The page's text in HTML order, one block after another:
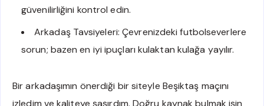
güvenilirliğini kontrol edin.
Arkadaş Tavsiyeleri: Çevrenizdeki futbolseverlere
sorun; bazen en iyi ipuçları kulaktan kulağa yayılır.
Bir arkadaşımın önerdiği bir siteyle Beşiktaş maçını
izledim ve kaliteye şaşırdım. Doğru kaynak bulmak işin